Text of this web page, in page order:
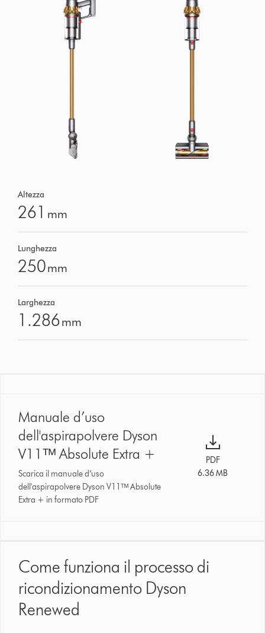
Altezza
261 mm
Lunghezza
250mm
Larghezza
1.286mm
Manuale d’uso
dell'aspirapolvere Dyson
V11ᵀᴹ Absolute Extra +
Scarica il manuale d’uso
dell'aspirapolvere Dyson V11ᵀᴹ Absolute
Extra + in formato PDF
PDF
6.36 MB
Come funziona il processo di
ricondizionamento Dyson
Renewed